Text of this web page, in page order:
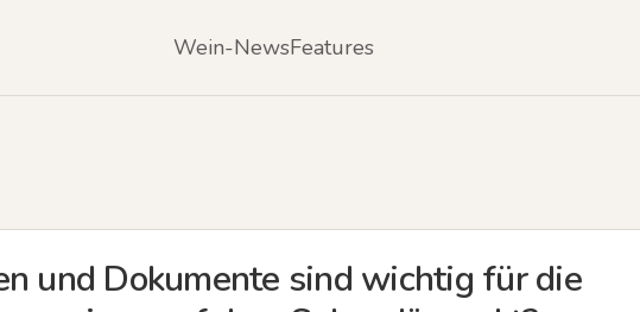
Wein-NewsFeatures
und Dokumente sind wichtig für die